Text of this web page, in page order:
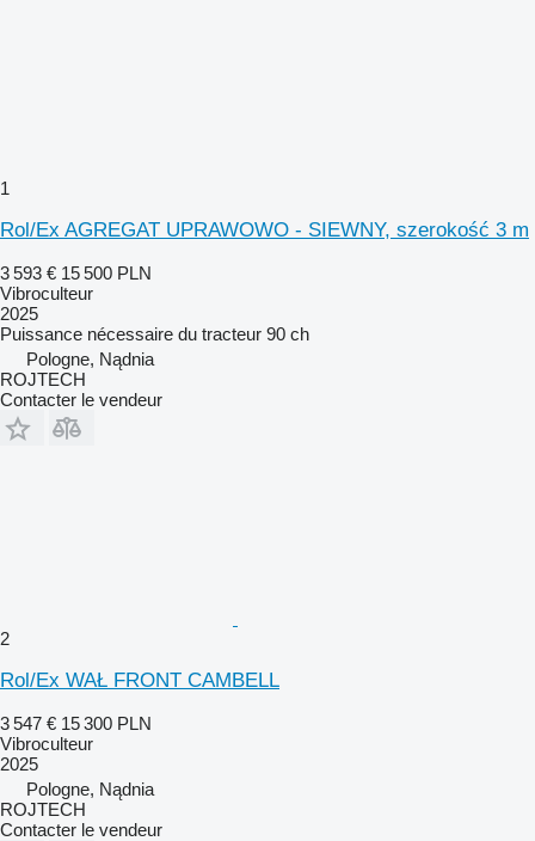
1
Rol/Ex AGREGAT UPRAWOWO - SIEWNY, szerokość 3 m
3 593 € 15 500 PLN
Vibroculteur
2025
Puissance nécessaire du tracteur 90 ch
Pologne, Nądnia
ROJTECH
Contacter le vendeur
2
Rol/Ex WAŁ FRONT CAMBELL
3 547 € 15 300 PLN
Vibroculteur
2025
Pologne, Nądnia
ROJTECH
Contacter le vendeur